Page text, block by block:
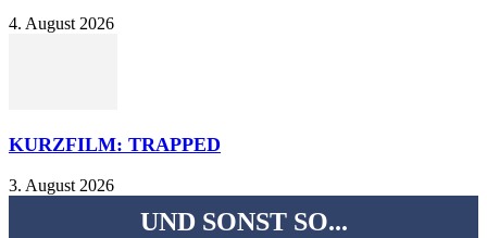
4. August 2026
KURZFILM: TRAPPED
3. August 2026
UND SONST SO...